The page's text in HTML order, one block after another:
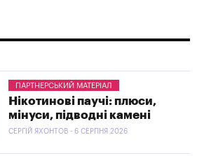
ПАРТНЕРСЬКИЙ МАТЕРІАЛ
Нікотинові паучі: плюси,
мінуси, підводні камені
СЕРГІЙ ЯХОНТОВ - 6 СЕРПНЯ 2026